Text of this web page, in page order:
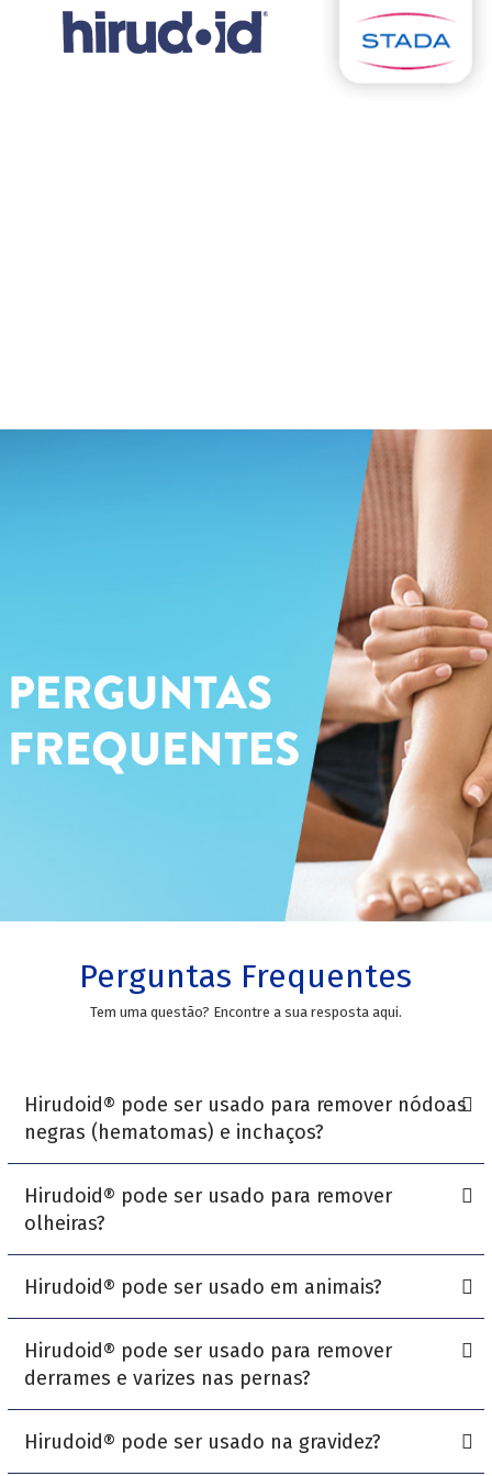
Perguntas Frequentes
Tem uma questão? Encontre a sua resposta aqui.
Hirudoid® pode ser usado para remover nódoas
negras (hematomas) e inchaços?
O medicamentopode ser usado em hematomas pequenos causados
por traumas ou contusões leves. A sua utilização não substitui o
de tecidos profundos.
Hirudoid® pode ser usado para remover
olheiras?
Não foram realizados estudos clínicos a esse respeito, portanto o
o uso perto de mucosas não é recomendado.
Hirudoid® pode ser usado em animais?
Não são conhecidos efeitos sobre a utilização deHirudoid®
animais.
Hirudoid® pode ser usado para remover
derrames e varizes nas pernas?
O Hirudoid® é indicado no tratamento auxiliar de varizes, mas não as
Hirudoid® pode ser usado na gravidez?